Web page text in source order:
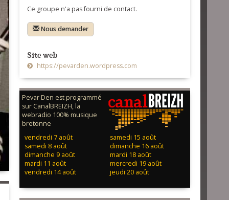
Ce groupe n'a pas fourni de contact.
Nous demander
Site web
https://pevarden.wordpress.com
Pevar Den est programmé
sur CanalBREIZH, la
webradio 100% musique
bretonne
vendredi 7 août
samedi 8 août
dimanche 9 août
mardi 11 août
vendredi 14 août
samedi 15 août
dimanche 16 août
mardi 18 août
mercredi 19 août
jeudi 20 août